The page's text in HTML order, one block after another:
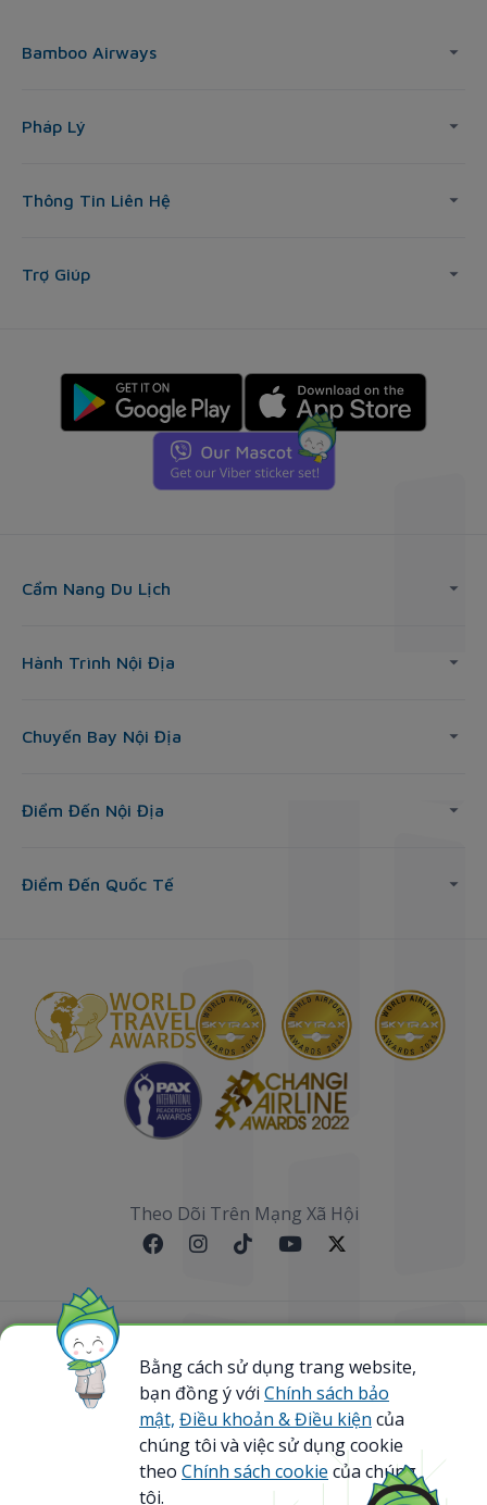
Bamboo Airways
Pháp Lý
Thông Tin Liên Hệ
Trợ Giúp
Cẩm Nang Du Lịch
Hành Trình Nội Địa
Chuyến Bay Nội Địa
Điểm Đến Nội Địa
Điểm Đến Quốc Tế
Theo Dõi Trên Mạng Xã Hội
Sơ đồ website
@ 2023 Bamboo Airways Copyright. All Rights
Reserved.
Business Registration Code: 0107867370
Bằng cách sử dụng trang website,
bạn đồng ý với Chính sách bảo
mật, Điều khoản & Điều kiện của
chúng tôi và việc sử dụng cookie
theo Chính sách cookie của chúng
tôi.